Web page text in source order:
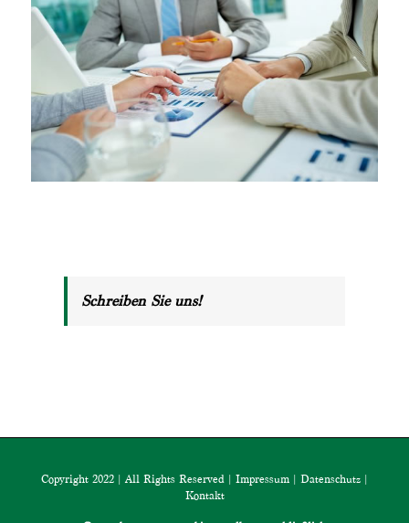
Schreiben Sie uns!
Copyright 2022 | All Rights Reserved | Impressum | Datenschutz |
Kontakt